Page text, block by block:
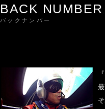
BACK NUMBER
バックナンバー